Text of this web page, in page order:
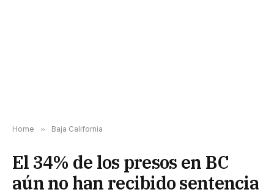
Home » Baja California
El 34% de los presos en BC
aún no han recibido sentencia